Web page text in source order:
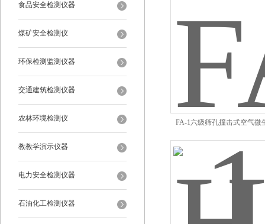
食品安全检测仪器
煤矿安全检测仪
环保检测监测仪器
交通建筑检测仪器
农林环境检测仪
教教学演示仪器
电力安全检测仪器
石油化工检测仪器
FA-1六级筛孔撞击式空气微